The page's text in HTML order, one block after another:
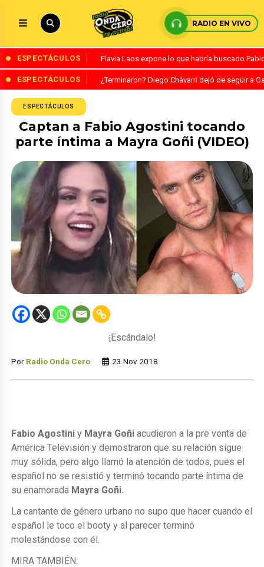
RADIO EN VIVO
ESPECTÁCULOS Flavia Laos expone lo que habría buscado
ESPECTÁCULOS ¿Terminaron? Diego Chávarri dejó de seguir a
ESPECTÁCULOS
Captan a Fabio Agostini tocando
parte íntima a Mayra Goñi (VIDEO)
¡Escándalo!
Por Radio Onda Cero 23 Nov 2018
Fabio Agostini y Mayra Goñi acudieron a la pre venta de
América Televisión y demostraron que su relación sigue
muy sólida, pero algo llamó la atención de todos, pues el
español no se resistió y terminó tocando parte íntima de
su enamorada Mayra Goñi.
La cantante de género urbano no supo que hacer cuando el
español le toco el booty y al parecer terminó
molestándose con él.
MIRA TAMBIÉN: